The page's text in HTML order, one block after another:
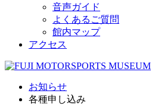
音声ガイド
よくあるご質問
館内マップ
アクセス
お知らせ
各種申し込み